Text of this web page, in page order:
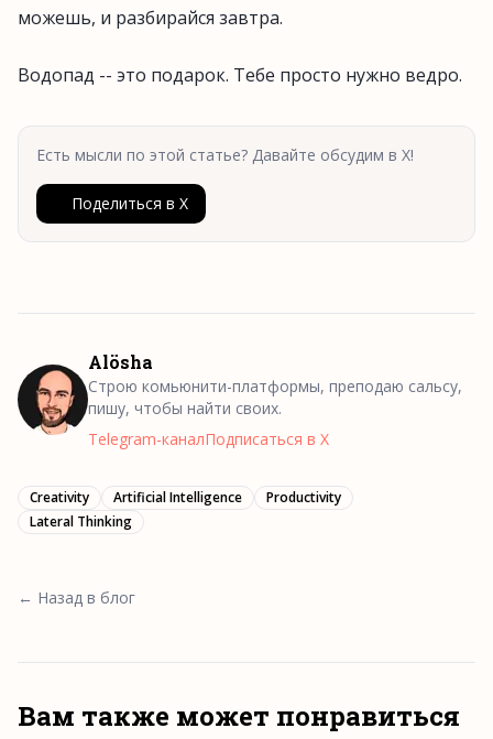
можешь, и разбирайся завтра.
Водопад -- это подарок. Тебе просто нужно ведро.
Есть мысли по этой статье? Давайте обсудим в X!
Поделиться в X
Alösha
Строю комьюнити-платформы, преподаю сальсу,
пишу, чтобы найти своих.
Telegram-каналПодписаться в X
Creativity Artificial Intelligence
Productivity
Lateral Thinking
← Назад в блог
Вам также может понравиться